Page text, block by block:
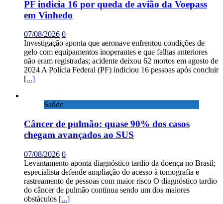
PF indicia 16 por queda de avião da Voepass
em Vinhedo
07/08/2026 0
Investigação aponta que aeronave enfrentou condições de
gelo com equipamentos inoperantes e que falhas anteriores
não eram registradas; acidente deixou 62 mortos em agosto de
2024 A Polícia Federal (PF) indiciou 16 pessoas após concluir
[...]
Saúde
Câncer de pulmão: quase 90% dos casos
chegam avançados ao SUS
07/08/2026 0
Levantamento aponta diagnóstico tardio da doença no Brasil;
especialista defende ampliação do acesso à tomografia e
rastreamento de pessoas com maior risco O diagnóstico tardio
do câncer de pulmão continua sendo um dos maiores
obstáculos [...]